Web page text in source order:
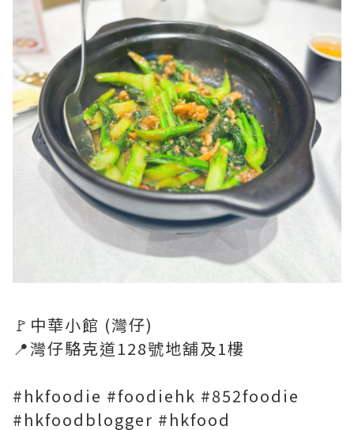
🚩中華小館 (灣仔)
📍灣仔駱克道128號地舖及1樓
#hkfoodie #foodiehk #852foodie
#hkfoodblogger #hkfood